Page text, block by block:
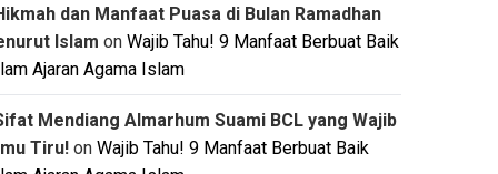
dan Manfaat Puasa di Bulan Ramadhan
Islam on Wajib Tahu! 9 Manfaat Berbuat Baik
Ajaran Agama Islam
Mendiang Almarhum Suami BCL yang Wajib
Tiru! on Wajib Tahu! 9 Manfaat Berbuat Baik